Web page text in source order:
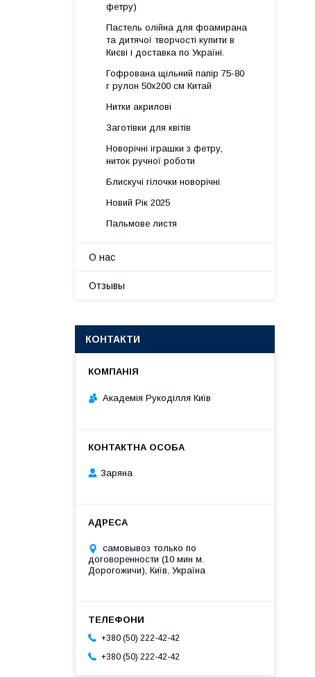
фетру)
Пастель олійна для фоамирана
та дитячої творчості купити в
Києві і доставка по Україні.
Гофрована щільний папір 75-80
г рулон 50х200 см Китай
Нитки акрилові
Заготівки для квітів
Новорічні іграшки з фетру,
ниток ручної роботи
Блискучі гілочки новорічні
Новий Рік 2025
Пальмове листя
О нас
Отзывы
КОНТАКТИ
Академія Рукоділля Київ
Заряна
самовывоз только по
договоренности (10 мин м.
Дорогожичи), Київ, Україна
+380 (50) 222-42-42
+380 (50) 222-42-42